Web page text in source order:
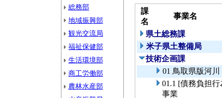
総務部
地域振興部
観光交流局
福祉保健部
生活環境部
商工労働部
農林水産部
課
名
事業名
県土総務課
米子県土整備局
技術企画課
01 鳥取県版河
01.1 [債務負担
事業